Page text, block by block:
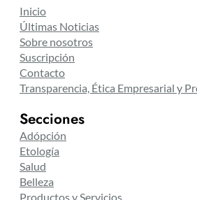
Inicio
Últimas Noticias
Sobre nosotros
Suscripción
Contacto
Transparencia, Ética Empresarial y
Secciones
Adópción
Etología
Salud
Belleza
Productos y Servicios